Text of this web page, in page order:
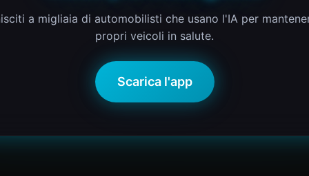
a migliaia di automobilisti che usano l'IA per
propri veicoli in salute.
Scarica l'app